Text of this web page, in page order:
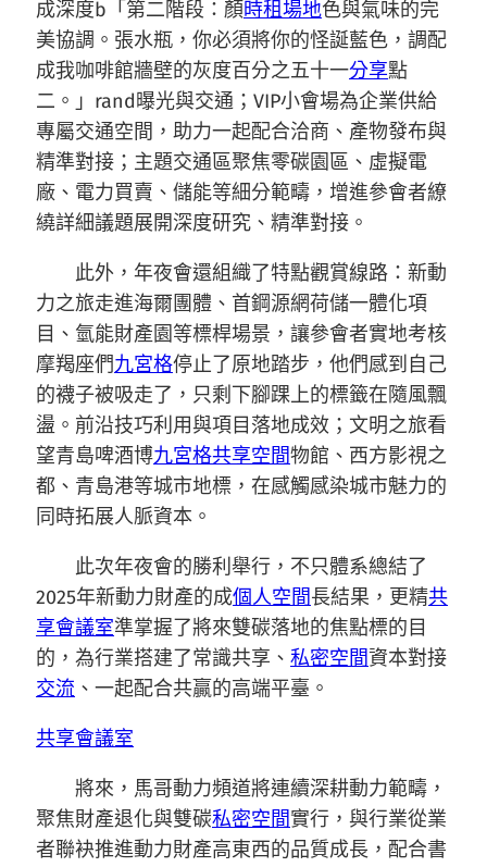
成深度b「第二階段：顏時租場地色與氣味的完
美協調。張水瓶，你必須將你的怪誕藍色，調配
成我咖啡館牆壁的灰度百分之五十一分享點
二。」rand曝光與交通；VIP小會場為企業供給
專屬交通空間，助力一起配合洽商、產物發布與
精準對接；主題交通區聚焦零碳園區、虛擬電
廠、電力買賣、儲能等細分範疇，增進參會者繚
繞詳細議題展開深度研究、精準對接。
此外，年夜會還組織了特點觀賞線路：新動
力之旅走進海爾團體、首鋼源網荷儲一體化項
目、氫能財產園等標桿場景，讓參會者實地考核
摩羯座們九宮格停止了原地踏步，他們感到自己
的襪子被吸走了，只剩下腳踝上的標籤在隨風飄
盪。前沿技巧利用與項目落地成效；文明之旅看
望青島啤酒博九宮格共享空間物館、西方影視之
都、青島港等城市地標，在感觸感染城市魅力的
同時拓展人脈資本。
此次年夜會的勝利舉行，不只體系總結了
2025年新動力財產的成個人空間長結果，更精共
享會議室準掌握了將來雙碳落地的焦點標的目
的，為行業搭建了常識共享、 私密空間資本對接
交流 、一起配合共贏的高端平臺。
共享會議室
將來，馬哥動力頻道將連續深耕動力範疇，
聚焦財產退化與雙碳私密空間實行，與行業從業
者聯袂推進動力財產高東西的品質成長，配合書